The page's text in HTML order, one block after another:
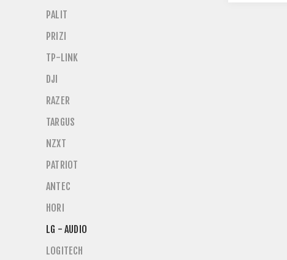
PALIT
PRIZI
TP-LINK
DJI
RAZER
TARGUS
NZXT
PATRIOT
ANTEC
HORI
LG - AUDIO
LOGITECH